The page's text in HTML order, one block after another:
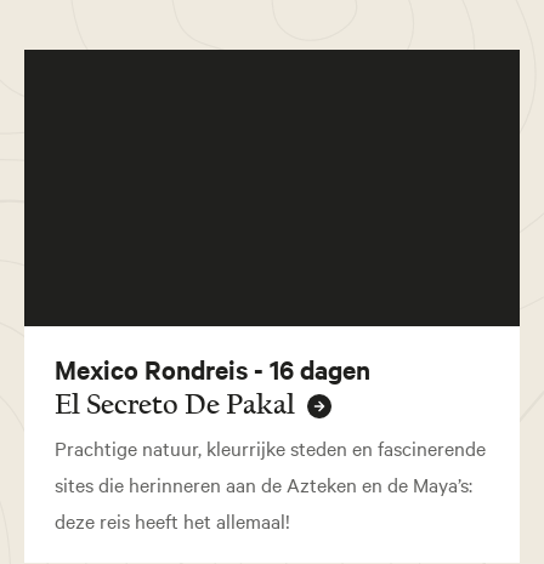
Mexico Rondreis - 16 dagen
El Secreto De Pakal
Prachtige natuur, kleurrijke steden en fascinerende
sites die herinneren aan de Azteken en de Maya’s:
deze reis heeft het allemaal!